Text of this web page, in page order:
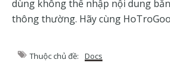
dùng không thể nhập nội dung
thông thường. Hãy cùng
Thuộc chủ đề: Docs